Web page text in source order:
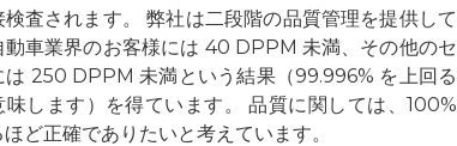
検査されます。 弊社は二段階の品質管理を提供して
動車業界のお客様には 40 DPPM 未満、その他のセ
は 250 DPPM 未満という結果（99.996% を上回る
味します）を得ています。 品質に関しては、100%
ど正確でありたいと考えています。